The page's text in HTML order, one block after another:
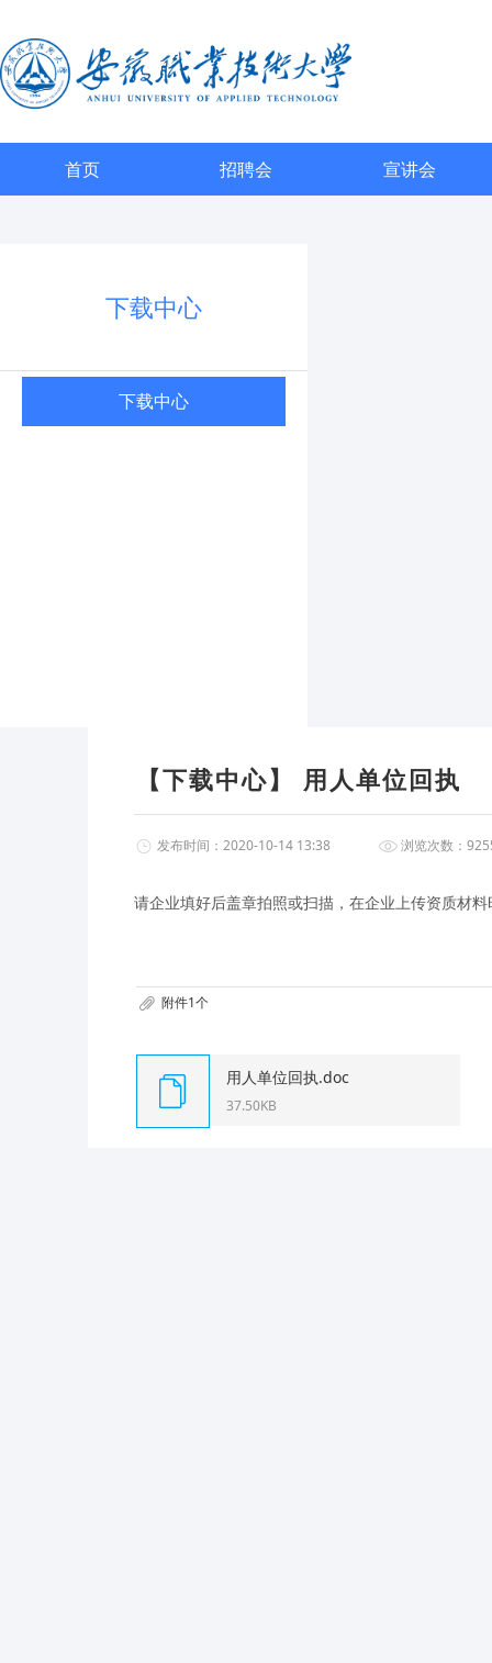
首页 招聘会 宣讲会
下载中心
下载中心
【下载中心】 用人单位回执
发布时间：2020-10-14 13:38 浏览次数：
请企业填好后盖章拍照或扫描，在企业上传资质材
附件1个
用人单位回执.doc
37.50KB